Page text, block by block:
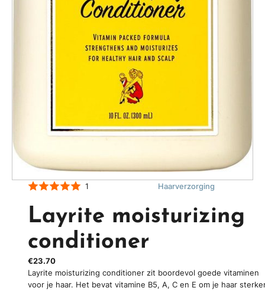
1 Haarverzorging
Layrite moisturizing
conditioner
€23.70
Layrite moisturizing conditioner zit boordevol goede vitaminen
voor je haar. Het bevat vitamine B5, A, C en E om je haar